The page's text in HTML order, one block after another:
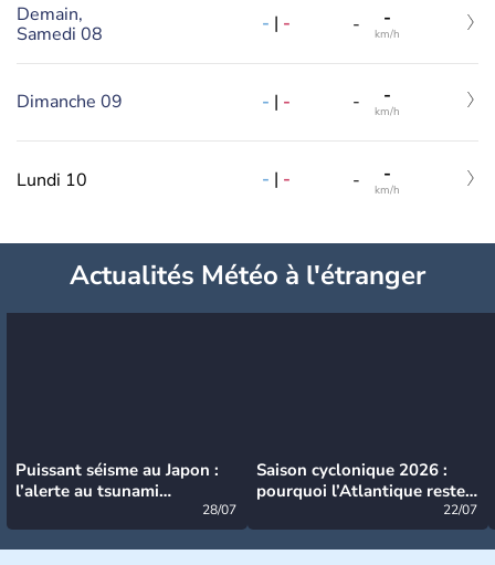
Demain,
Samedi 08
- | - - -
km/h
Dimanche 09 - | - - -
km/h
Lundi 10 - | - - -
km/h
Actualités Météo à l'étranger
Puissant séisme au Japon :
l’alerte au tsunami
28/07
Saison cyclonique 2026 :
pourquoi l’Atlantique reste
22/07